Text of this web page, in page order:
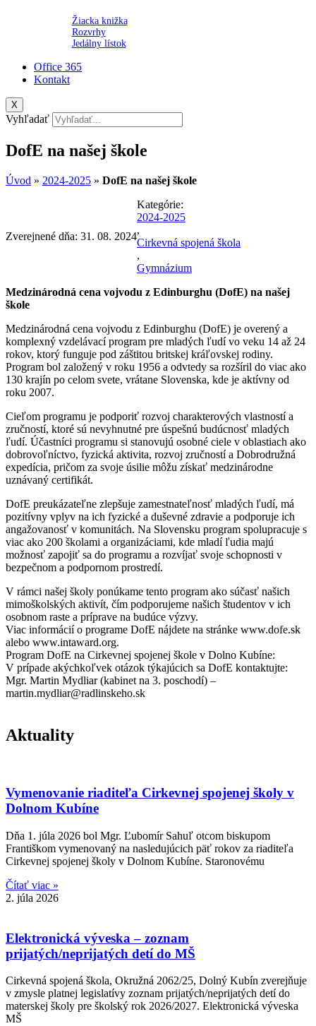
Žiacka knižka
Rozvrhy
Jedálny lístok
Office 365
Kontakt
X
Vyhľadať
DofE na našej škole
Úvod » 2024-2025 » DofE na našej škole
Zverejnené dňa: 31. 08. 2024
Kategórie:
2024-2025
,
Cirkevná spojená škola
,
Gymnázium
Medzinárodná cena vojvodu z Edinburghu (DofE) na našej
škole
Medzinárodná cena vojvodu z Edinburghu (DofE) je overený a
komplexný vzdelávací program pre mladých ľudí vo veku 14 až 24
rokov, ktorý funguje pod záštitou britskej kráľovskej rodiny.
Program bol založený v roku 1956 a odvtedy sa rozšíril do viac ako
130 krajín po celom svete, vrátane Slovenska, kde je aktívny od
roku 2007.
Cieľom programu je podporiť rozvoj charakterových vlastností a
zručností, ktoré sú nevyhnutné pre úspešnú budúcnosť mladých
ľudí. Účastníci programu si stanovujú osobné ciele v oblastiach ako
dobrovoľníctvo, fyzická aktivita, rozvoj zručností a Dobrodružná
expedícia, pričom za svoje úsilie môžu získať medzinárodne
uznávaný certifikát.
DofE preukázateľne zlepšuje zamestnateľnosť mladých ľudí, má
pozitívny vplyv na ich fyzické a duševné zdravie a podporuje ich
angažovanosť v komunitách. Na Slovensku program spolupracuje s
viac ako 200 školami a organizáciami, kde mladí ľudia majú
možnosť zapojiť sa do programu a rozvíjať svoje schopnosti v
bezpečnom a podpornom prostredí.
V rámci našej školy ponúkame tento program ako súčasť našich
mimoškolských aktivít, čím podporujeme našich študentov v ich
osobnom raste a príprave na budúce výzvy.
Viac informácií o programe DofE nájdete na stránke www.dofe.sk
alebo www.intaward.org.
Program DofE na Cirkevnej spojenej škole v Dolno Kubíne:
V prípade akýchkoľvek otázok týkajúcich sa DofE kontaktujte:
Mgr. Martin Mydliar (kabinet na 3. poschodí) –
martin.mydliar@radlinskeho.sk
Aktuality
Vymenovanie riaditeľa Cirkevnej spojenej školy v
Dolnom Kubíne
Dňa 1. júla 2026 bol Mgr. Ľubomír Sahuľ otcom biskupom
Františkom vymenovaný na nasledujúcich päť rokov za riaditeľa
Cirkevnej spojenej školy v Dolnom Kubíne. Staronovému
Čítať viac »
2. júla 2026
Elektronická výveska – zoznam
prijatých/neprijatých detí do MŠ
Cirkevná spojená škola, Okružná 2062/25, Dolný Kubín zverejňuje
v zmysle platnej legislatívy zoznam prijatých/neprijatých detí do
materskej školy pre školský rok 2026/2027. Elektronická výveska
MŠ